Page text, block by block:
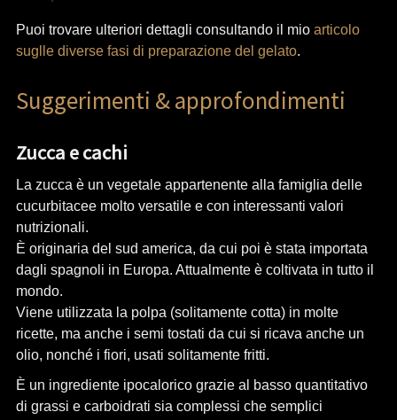
Puoi trovare ulteriori dettagli consultando il mio articolo
suglle diverse fasi di preparazione del gelato.
Suggerimenti & approfondimenti
Zucca e cachi
La zucca è un vegetale appartenente alla famiglia delle
cucurbitacee molto versatile e con interessanti valori
nutrizionali.
È originaria del sud america, da cui poi è stata importata
dagli spagnoli in Europa. Attualmente è coltivata in tutto il
mondo.
Viene utilizzata la polpa (solitamente cotta) in molte
ricette, ma anche i semi tostati da cui si ricava anche un
olio, nonché i fiori, usati solitamente fritti.
È un ingrediente ipocalorico grazie al basso quantitativo
di grassi e carboidrati sia complessi che semplici